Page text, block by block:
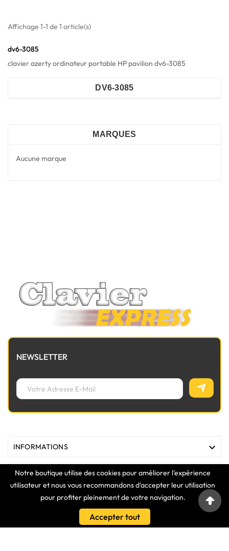
Notre boutique utilise des cookies pour améliorer l'expérience
utilisateur et nous vous recommandons d'accepter leur utilisation
pour profiter pleinement de votre navigation.
Accepter tout
Affichage 1-1 de 1 article(s)
dv6-3085
clavier azerty ordinateur portable HP pavilion dv6-3085
DV6-3085
MARQUES
Aucune marque
NEWSLETTER
INFORMATIONS 
MAGASIN 

VOTRE COMPTE 